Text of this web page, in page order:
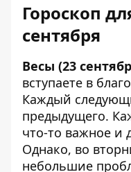
Гороскоп
сентября
Весы (23
вступаете в
Каждый
предыдущего.
что-то важное и
Однако, во
небольшие